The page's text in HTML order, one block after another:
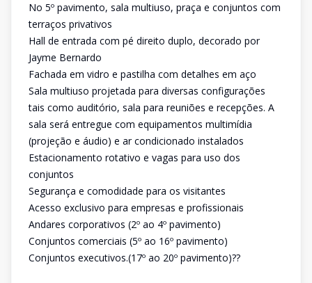
No 5º pavimento, sala multiuso, praça e conjuntos com
terraços privativos
Hall de entrada com pé direito duplo, decorado por
Jayme Bernardo
Fachada em vidro e pastilha com detalhes em aço
Sala multiuso projetada para diversas configurações
tais como auditório, sala para reuniões e recepções. A
sala será entregue com equipamentos multimídia
(projeção e áudio) e ar condicionado instalados
Estacionamento rotativo e vagas para uso dos
conjuntos
Segurança e comodidade para os visitantes
Acesso exclusivo para empresas e profissionais
Andares corporativos (2º ao 4º pavimento)
Conjuntos comerciais (5º ao 16º pavimento)
Conjuntos executivos.(17º ao 20º pavimento)??